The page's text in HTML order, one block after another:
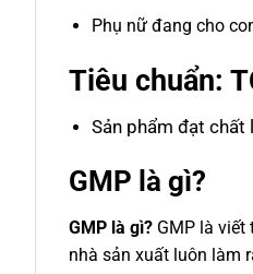
Phụ nữ đang cho
Tiêu chuẩn:
Sản phẩm đạt chất
GMP là gì?
GMP là gì? GMP là
nhà sản xuất luôn làm